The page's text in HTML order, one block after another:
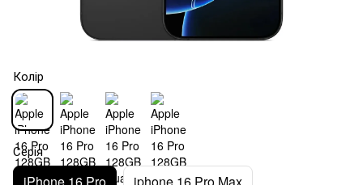
Колір
Серія
iPhone 16 Pro iphone 16 Pro Max